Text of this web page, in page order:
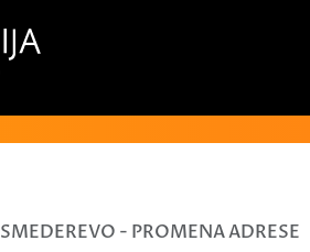
SMEDEREVO - PROMENA ADRESE